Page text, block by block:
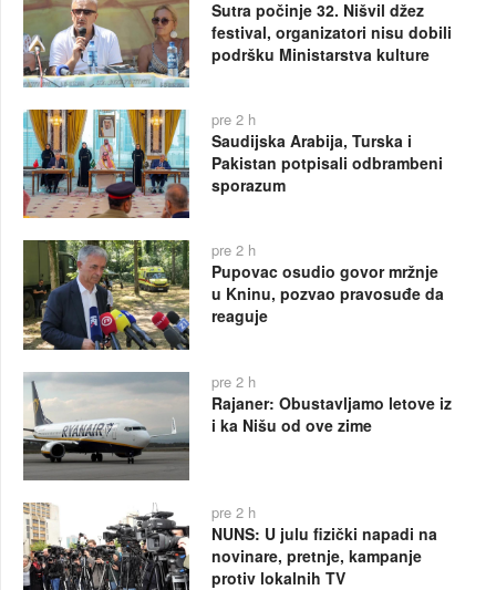
Sutra počinje 32. Nišvil džez
festival, organizatori nisu dobili
podršku Ministarstva kulture
pre 2 h
Saudijska Arabija, Turska i
Pakistan potpisali odbrambeni
sporazum
pre 2 h
Pupovac osudio govor mržnje
u Kninu, pozvao pravosuđe da
reaguje
pre 2 h
Rajaner: Obustavljamo letove iz
i ka Nišu od ove zime
pre 2 h
NUNS: U julu fizički napadi na
novinare, pretnje, kampanje
protiv lokalnih TV